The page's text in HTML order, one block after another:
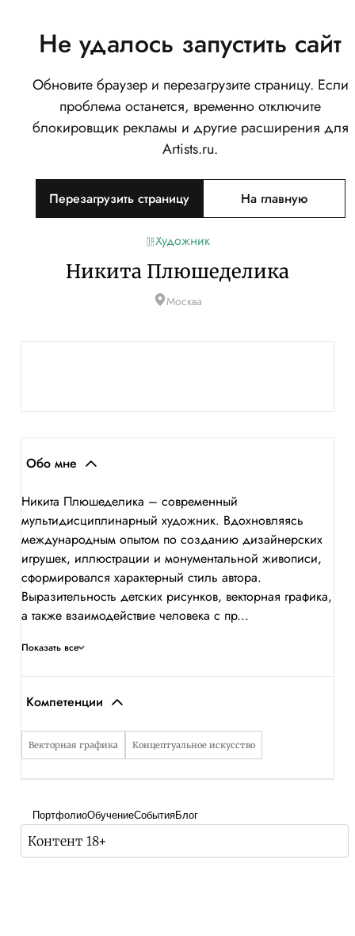
Не удалось запустить сайт
Обновите браузер и перезагрузите страницу. Если
проблема останется, временно отключите
блокировщик рекламы и другие расширения для
Artists.ru.
Перезагрузить страницу На главную
Художник
Никита Плюшеделика
Москва
Обо мне
Никита Плюшеделика – современный
мультидисциплинарный художник. Вдохновляясь
международным опытом по созданию дизайнерских
игрушек, иллюстрации и монументальной живописи,
сформировался характерный стиль автора.
Выразительность детских рисунков, векторная графика,
а также взаимодействие человека с пр...
Показать все
Компетенции
Векторная графика Концептуальное искусство
ПортфолиоОбучениеСобытияБлог
Контент 18+